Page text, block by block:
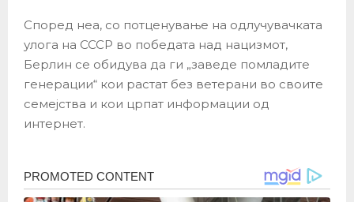
Според неа, со потценување на одлучувачката
улога на СССР во победата над нацизмот,
Берлин се обидува да ги „заведе помладите
генерации“ кои растат без ветерани во своите
семејства и кои црпат информации од
интернет.